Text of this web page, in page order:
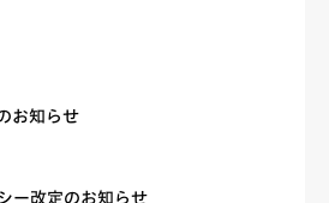
お知らせ
ー改定のお知らせ